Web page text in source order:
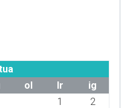
ol lr
ig
1
2